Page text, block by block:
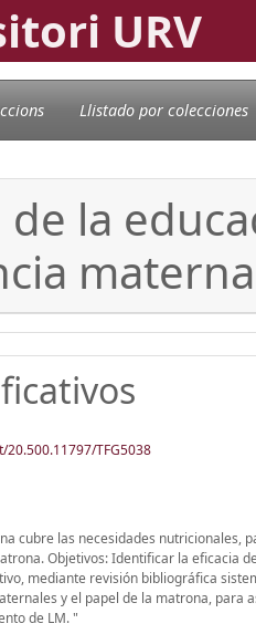
URV
Llistado por colecciones
de la
materna
TFG5038
cubre las necesidades nutricionales,
Objetivos: Identificar la eficacia
mediante revisión bibliográfica
y el papel de la matrona, para
de LM. "